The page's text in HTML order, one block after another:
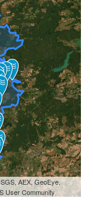
AEX, GeoEye,
User Community